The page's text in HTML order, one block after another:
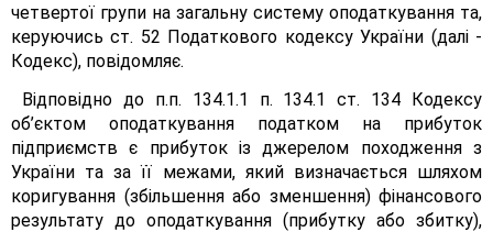
четвертої групи на загальну систему оподаткування та,
керуючись ст. 52 Податкового кодексу України (далі -
Кодекс), повідомляє.
Відповідно до п.п. 134.1.1 п. 134.1 ст. 134 Кодексу
об’єктом оподаткування податком на прибуток
підприємств є прибуток із джерелом походження з
України та за її межами, який визначається шляхом
коригування (збільшення або зменшення) фінансового
результату до оподаткування (прибутку або збитку),